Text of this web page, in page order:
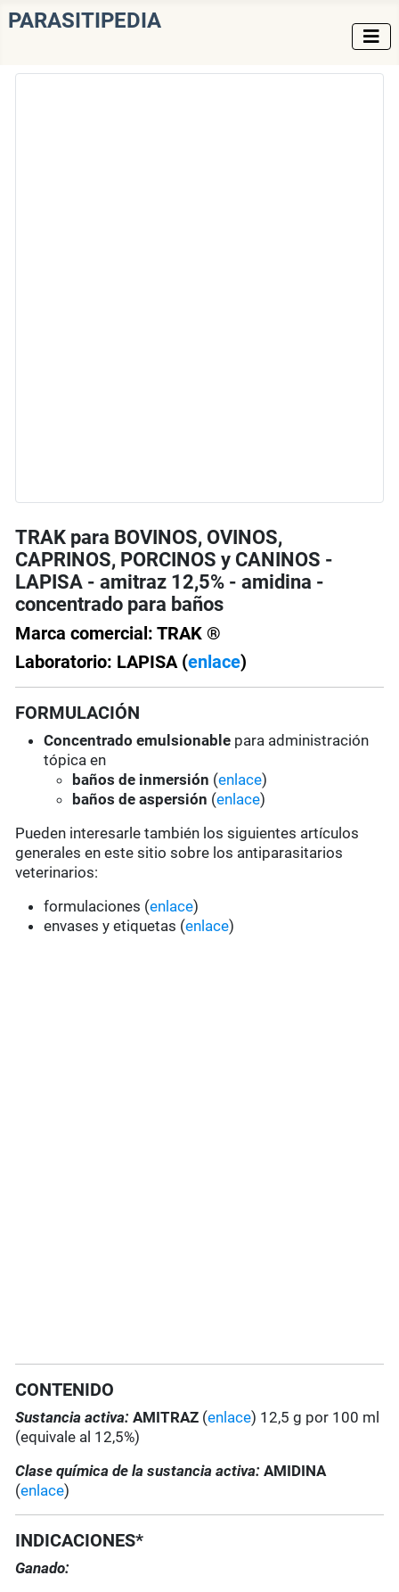
PARASITIPEDIA
TRAK para BOVINOS, OVINOS,
CAPRINOS, PORCINOS y CANINOS -
LAPISA - amitraz 12,5% - amidina -
concentrado para baños
Marca comercial: TRAK ®
Laboratorio: LAPISA (enlace)
FORMULACIÓN
Concentrado emulsionable para administración
tópica en
baños de inmersión (enlace)
baños de aspersión (enlace)
Pueden interesarle también los siguientes artículos
generales en este sitio sobre los antiparasitarios
veterinarios:
formulaciones (enlace)
envases y etiquetas (enlace)
CONTENIDO
Sustancia activa:AMITRAZ (enlace) 12,5 g por 100 ml
(equivale al 12,5%)
Clase química de la sustancia activa: AMIDINA
(enlace)
INDICACIONES*
Ganado: